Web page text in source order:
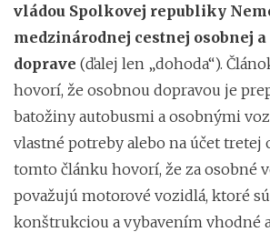
vládou Spolkovej republiky
medzinárodnej cestnej osobnej
doprave (ďalej len „dohoda“).
hovorí, že osobnou dopravou je
batožiny autobusmi a osobnými
vlastné potreby alebo na účet tretej
tomto článku hovorí, že za osobné
považujú motorové vozidlá, ktoré
konštrukciou a vybavením vhodné